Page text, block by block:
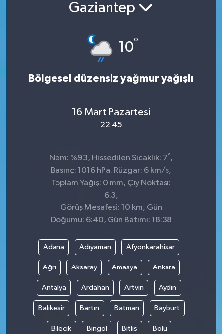
Gaziantep
10°
Bölgesel düzensiz yağmur yağışlı
16 Mart Pazartesi
22:45
Nem: %93, Hissedilen Sıcaklık: 7° ,
Basınç: 1016 hPa, Rüzgar: 6 km/s,
Toplam Yağış: 0 mm, Çiy Noktası:
6.3,
Görüş Mesafesi: 10 km, Gün
Doğumu: 6:40, Gün Batımı: 18:38
Adana Adıyaman Afyonkarahisar
Ağrı Aksaray Amasya Ankara
Antalya Ardahan Artvin Aydın
Balıkesir Bartın Batman Bayburt
Bilecik Bingöl Bitlis Bolu